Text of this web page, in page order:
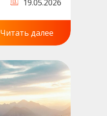
19.05.2026
Читать далее